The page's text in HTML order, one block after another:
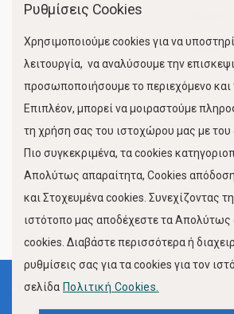
Κίνηση
FOLLOW US
Όροι Χρήσης
Ρυθμίσεις Cookies
Χρησιμοποιούμε cookies για να
λειτουργία, να αναλύσουμε την
προσωποποιήσουμε το περιεχόμενο και
Επιπλέον, μπορεί να μοιραστούμε
τη χρήση σας του ιστοχώρου μας με του
Πιο συγκεκριμένα, τα cookies
Απολύτως απαραίτητα, Cookies
και Στοχευμένα cookies. Συνεχίζοντας
ιστότοπο μας αποδέχεστε τα Απολύτως
cookies. Διαβάστε περισσότερα ή
ρυθμίσεις σας για τα cookies για τον
σελίδα Πολιτική Cookies.